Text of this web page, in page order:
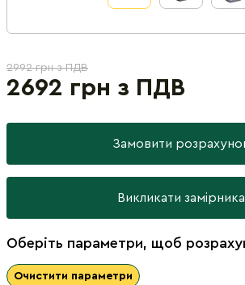
2992 грн з ПДВ
2692 грн з ПДВ
Замовити
Викликати замірника
Оберіть параметри, щоб
Очистити параметри